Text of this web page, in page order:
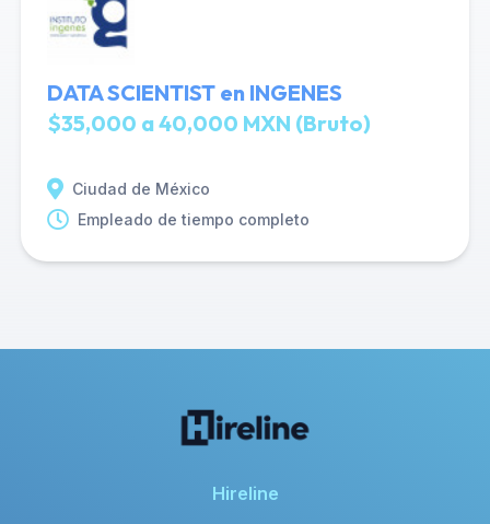
DATA SCIENTIST en INGENES
$35,000 a 40,000 MXN (Bruto)
Ciudad de México
Empleado de tiempo completo
Hireline